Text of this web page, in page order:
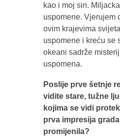
kao i moj sin.
uspomene. Vjerujem
ovim krajevima
uspomene i kreću se
okeani sadrže
uspomena.
Poslije prve šetnje
vidite stare, tužne
kojima se vidi
prva impresija
promijenila?